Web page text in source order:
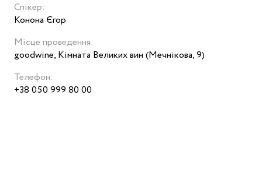
Спікер:
Конона Єгор
Місце проведення:
goodwine, Кімната Великих вин (Мечнікова, 9)
Телефон:
+38 050 999 80 00